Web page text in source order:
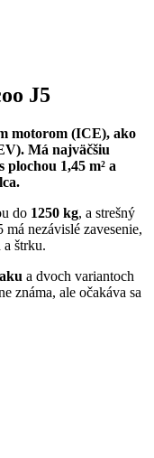
J5
motorom (ICE), ako
Má najväčšiu
1,45 m² a
do 1250 kg, a strešný
má nezávislé zavesenie,
štrku.
a dvoch variantoch
známa, ale očakáva sa